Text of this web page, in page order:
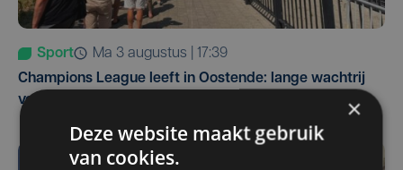
Sport
ma 3 augustus | 17:39
Champions League leeft in Oostende: lange wachtrij
voor tickets Union - Bodø/Glimt
×
Deze website maakt gebruik
van cookies.